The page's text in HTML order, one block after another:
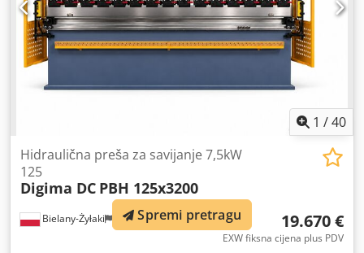
1 /40
Bielany-Żyłaki 957 km
Hidraulična preša za savijanje 7,5kW
125
Digima DC PBH 125x3200
19.670 €
EXW fiksna cijena plus PDV
Spremi pretragu